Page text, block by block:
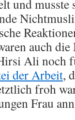
und musste
auch
Ali noch
der Arbeit,
froh
Frau